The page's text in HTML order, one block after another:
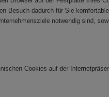
Besuch dadurch für Sie
notwendig sind,
Cookies auf der